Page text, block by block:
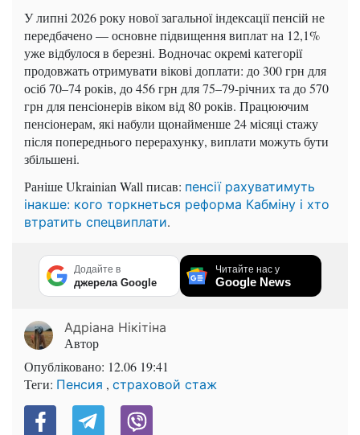
У липні 2026 року нової загальної індексації пенсій не
передбачено — основне підвищення виплат на 12,1%
уже відбулося в березні. Водночас окремі категорії
продовжать отримувати вікові доплати: до 300 грн для
осіб 70–74 років, до 456 грн для 75–79-річних та до 570
грн для пенсіонерів віком від 80 років. Працюючим
пенсіонерам, які набули щонайменше 24 місяці стажу
після попереднього перерахунку, виплати можуть бути
збільшені.
Раніше Ukrainian Wall писав: пенсії рахуватимуть
інакше: кого торкнеться реформа Кабміну і хто
втратить спецвиплати.
Додайте в
джерела Google
Читайте нас у
Google News
Адріана Нікітіна
Автор
Опубліковано: 12.06 19:41
Теги: Пенсия , страховой стаж